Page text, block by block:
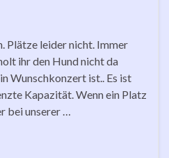
Plätze leider nicht. Immer
ihr den Hund nicht da
Wunschkonzert ist.. Es ist
Kapazität. Wenn ein Platz
bei unserer …